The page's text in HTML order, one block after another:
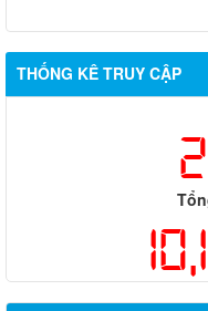
THỐNG KÊ TRUY CẬP